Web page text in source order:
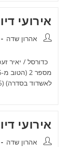
אירועי דיומא –
מחבר:אהרון שדה
כדורסל / יאיר
לאשדוד בסדרה) (5+ לייב). משחק לא רע בכלל, לפחות…
אירועי דיומא –
מחבר:אהרון שדה